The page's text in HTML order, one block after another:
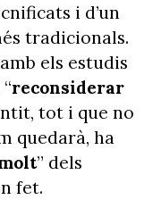
i d’un
tradicionals.
els estudis
reconsiderar
tot i que no
quedarà, ha
” dels
fet.